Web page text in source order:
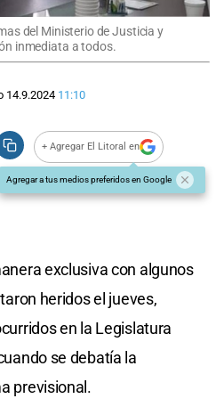
del Ministerio de Justicia y
inmediata a todos.
14.9.2024 11:10
+ Agregar El Litoral en
Agregar a tus medios preferidos en Google
exclusiva con algunos
heridos el jueves,
en la Legislatura
se debatía la
previsional.